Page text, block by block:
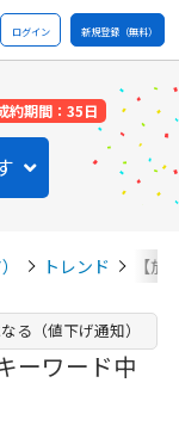
ログイン 新規登録（無料）
約期間：35日
トレンド 【
ーワード中
る（値下げ通知）